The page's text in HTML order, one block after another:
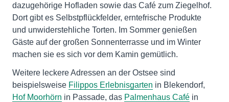
dazugehörige Hofladen sowie das Café zum Ziegelhof.
Dort gibt es Selbstpflückfelder, erntefrische Produkte
und unwiderstehliche Torten. Im Sommer genießen
Gäste auf der großen Sonnenterrasse und im Winter
machen sie es sich vor dem Kamin gemütlich.
Weitere leckere Adressen an der Ostsee sind
beispielsweise Filippos Erlebnisgarten in Blekendorf,
Hof Moorhörn in Passade, das Palmenhaus Café in